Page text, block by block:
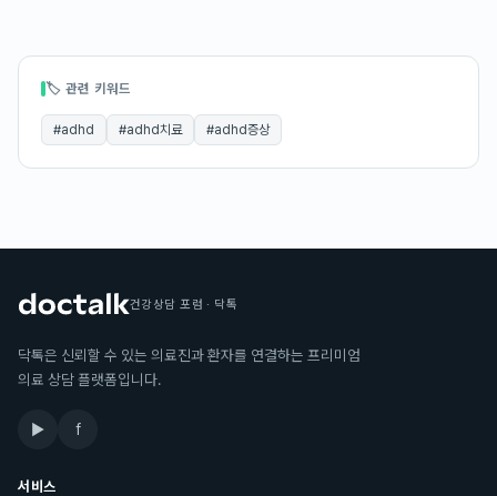
🏷 관련 키워드
#adhd #adhd치료 #adhd증상
건강상담 포럼 · 닥톡
닥톡은 신뢰할 수 있는 의료진과 환자를 연결하는 프리미엄
의료 상담 플랫폼입니다.
▶ f
서비스